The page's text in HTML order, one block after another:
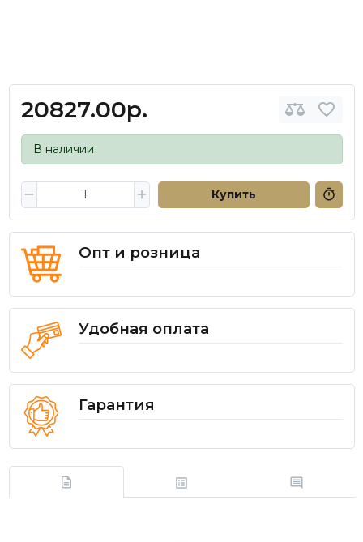
20827.00р.
В наличии
Купить
Опт и розница
Удобная оплата
Гарантия